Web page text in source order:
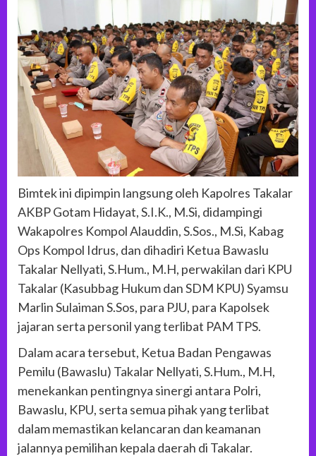
Bimtek ini dipimpin langsung oleh Kapolres Takalar
AKBP Gotam Hidayat, S.I.K., M.Si, didampingi
Wakapolres Kompol Alauddin, S.Sos., M.Si, Kabag
Ops Kompol Idrus, dan dihadiri Ketua Bawaslu
Takalar Nellyati, S.Hum., M.H, perwakilan dari KPU
Takalar (Kasubbag Hukum dan SDM KPU) Syamsu
Marlin Sulaiman S.Sos, para PJU, para Kapolsek
jajaran serta personil yang terlibat PAM TPS.
Dalam acara tersebut, Ketua Badan Pengawas
Pemilu (Bawaslu) Takalar Nellyati, S.Hum., M.H,
menekankan pentingnya sinergi antara Polri,
Bawaslu, KPU, serta semua pihak yang terlibat
dalam memastikan kelancaran dan keamanan
jalannya pemilihan kepala daerah di Takalar.